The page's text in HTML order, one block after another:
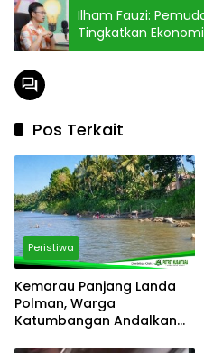
Ilham Fauzi:
Tingkatkan
Pos Terkait
Peristiwa
Kemarau Panjang Landa
Polman, Warga
Katumbangan Andalkan